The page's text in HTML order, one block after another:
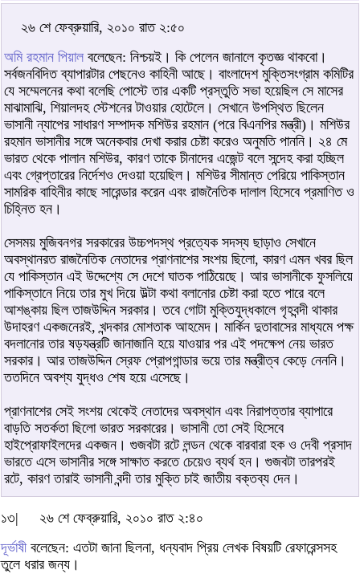
২৬ শে ফেব্রুয়ারি, ২০১০ রাত ২:৫০
অমি রহমান পিয়াল বলেছেন: নিশ্চয়ই। কি পেলেন জানালে কৃতজ্ঞ থাকবো।
সর্বজনবিদিত ব্যাপারটার পেছনেও কাহিনী আছে। বাংলাদেশ মুক্তিসংগ্রাম কমিটির
যে সম্মেলনের কথা বলেছি পোস্টে তার একটি প্রস্তুতি সভা হয়েছিল সে মাসের
মাঝামাঝি, শিয়ালদহ স্টেশনের টাওয়ার হোটেলে। সেখানে উপস্থিত ছিলেন
ভাসানী ন্যাপের সাধারণ সম্পাদক মশিউর রহমান (পরে বিএনপির মন্ত্রী)। মশিউর
রহমান ভাসানীর সঙ্গে অনেকবার দেখা করার চেষ্টা করেও অনুমতি পাননি। ২৪ মে
ভারত থেকে পালান মশিউর, কারণ তাকে চীনাদের এজেন্ট বলে সন্দেহ করা হচ্ছিল
এবং গ্রেপ্তারের নির্দেশও দেওয়া হয়েছিল। মশিউর সীমান্ত পেরিয়ে পাকিস্তান
সামরিক বাহিনীর কাছে সারেন্ডার করেন এবং রাজনৈতিক দালাল হিসেবে প্রমাণিত ও
চিহ্নিত হন।
সেসময় মুজিবনগর সরকারের উচ্চপদস্থ প্রত্যেক সদস্য ছাড়াও সেখানে
অবস্থানরত রাজনৈতিক নেতাদের প্রাণনাশের সংশয় ছিলো, কারণ এমন খবর ছিল
যে পাকিস্তান এই উদ্দেশ্যে সে দেশে ঘাতক পাঠিয়েছে। আর ভাসানীকে ফুসলিয়ে
পাকিস্তানে নিয়ে তার মুখ দিয়ে উল্টা কথা বলানোর চেষ্টা করা হতে পারে বলে
আশঙ্কায় ছিল তাজউদ্দিন সরকার। তবে গোটা মুক্তিযুদ্ধকালে গৃহবন্দী থাকার
উদাহরণ একজনেরই, খন্দকার মোশতাক আহমেদ। মার্কিন দুতাবাসের মাধ্যমে পক্ষ
বদলানোর তার ষড়যন্ত্রটি জানাজানি হয়ে যাওয়ার পর এই পদক্ষেপ নেয় ভারত
সরকার। আর তাজউদ্দিন স্রেফ প্রোপগান্ডার ভয়ে তার মন্ত্রীত্ব কেড়ে নেননি।
ততদিনে অবশ্য যুদ্ধও শেষ হয়ে এসেছে।
প্রাণনাশের সেই সংশয় থেকেই নেতাদের অবস্থান এবং নিরাপত্তার ব্যাপারে
বাড়তি সতর্কতা ছিলো ভারত সরকারের। ভাসানী তো সেই হিসেবে
হাইপ্রোফাইলদের একজন। গুজবটা রটে লন্ডন থেকে বারবারা হক ও দেবী প্রসাদ
ভারতে এসে ভাসানীর সঙ্গে সাক্ষাত করতে চেয়েও ব্যর্থ হন। গুজবটা তারপরই
রটে, কারণ তারাই ভাসানী বন্দী তার মুক্তি চাই জাতীয় বক্তব্য দেন।
১৩|
২৬ শে ফেব্রুয়ারি, ২০১০ রাত ২:৪০
দূর্ভাষীবলেছেন: এতটা জানা ছিলনা, ধন্যবাদ প্রিয় লেখক বিষয়টি রেফারেন্সসহ
তুলে ধরার জন্য।